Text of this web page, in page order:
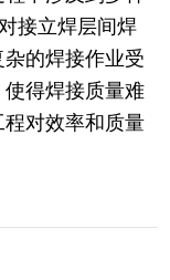
接立焊层间焊
的焊接作业受
得焊接质量难
对效率和质量